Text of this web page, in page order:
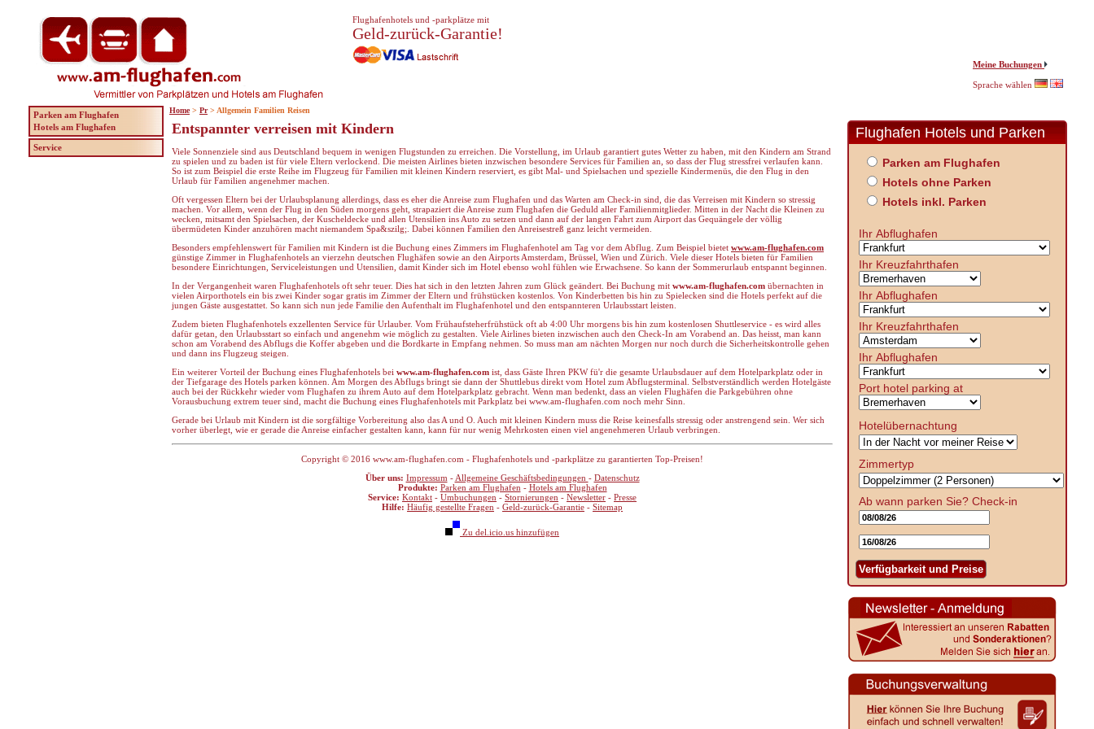
Entspannter verreisen mit Kindern
Viele Sonnenziele sind aus Deutschland bequem in wenigen Flugstunden zu erreichen. Die Vorstellung, im Urlaub garantiert gutes Wetter zu haben, mit den Kindern am Strand
zu spielen und zu baden ist für viele Eltern verlockend. Die meisten Airlines bieten inzwischen besondere Services für Familien an, so dass der Flug stressfrei verlaufen kann.
So ist zum Beispiel die erste Reihe im Flugzeug für Familien mit kleinen Kindern reserviert, es gibt Mal- und Spielsachen und spezielle Kindermenüs, die den Flug in den
Urlaub für Familien angenehmer machen.
Oft vergessen Eltern bei der Urlaubsplanung allerdings, dass es eher die Anreise zum Flughafen und das Warten am Check-in sind, die das Verreisen mit Kindern so stressig
machen. Vor allem, wenn der Flug in den Süden morgens geht, strapaziert die Anreise zum Flughafen die Geduld aller Familienmitglieder. Mitten in der Nacht die Kleinen zu
wecken, mitsamt den Spielsachen, der Kuscheldecke und allen Utensilien ins Auto zu setzen und dann auf der langen Fahrt zum Airport das Gequängele der völlig
übermüdeten Kinder anzuhören macht niemandem Spa&szilg;. Dabei können Familien den Anreisestreß ganz leicht vermeiden.
Besonders empfehlenswert für Familien mit Kindern ist die Buchung eines Zimmers im Flughafenhotel am Tag vor dem Abflug. Zum Beispiel bietet www.am-flughafen.com
günstige Zimmer in Flughafenhotels an vierzehn deutschen Flughäfen sowie an den Airports Amsterdam, Brüssel, Wien und Zürich. Viele dieser Hotels bieten für Familien
besondere Einrichtungen, Serviceleistungen und Utensilien, damit Kinder sich im Hotel ebenso wohl fühlen wie Erwachsene. So kann der Sommerurlaub entspannt beginnen.
In der Vergangenheit waren Flughafenhotels oft sehr teuer. Dies hat sich in den letzten Jahren zum Glück geändert. Bei Buchung mit www.am-flughafen.com übernachten in
vielen Airporthotels ein bis zwei Kinder sogar gratis im Zimmer der Eltern und frühstücken kostenlos. Von Kinderbetten bis hin zu Spielecken sind die Hotels perfekt auf die
jungen Gäste ausgestattet. So kann sich nun jede Familie den Aufenthalt im Flughafenhotel und den entspannteren Urlaubsstart leisten.
Zudem bieten Flughafenhotels exzellenten Service für Urlauber. Vom Frühaufsteherfrühstück oft ab 4:00 Uhr morgens bis hin zum kostenlosen Shuttleservice - es wird alles
dafür getan, den Urlaubsstart so einfach und angenehm wie möglich zu gestalten. Viele Airlines bieten inzwischen auch den Check-In am Vorabend an. Das heisst, man kann
schon am Vorabend des Abflugs die Koffer abgeben und die Bordkarte in Empfang nehmen. So muss man am nächten Morgen nur noch durch die Sicherheitskontrolle gehen
und dann ins Flugzeug steigen.
Ein weiterer Vorteil der Buchung eines Flughafenhotels bei www.am-flughafen.com ist, dass Gäste Ihren PKW fü'r die gesamte Urlaubsdauer auf dem Hotelparkplatz oder in
der Tiefgarage des Hotels parken können. Am Morgen des Abflugs bringt sie dann der Shuttlebus direkt vom Hotel zum Abflugsterminal. Selbstverständlich werden Hotelgäste
auch bei der Rückkehr wieder vom Flughafen zu ihrem Auto auf dem Hotelparkplatz gebracht. Wenn man bedenkt, dass an vielen Flughäfen die Parkgebühren ohne
Vorausbuchung extrem teuer sind, macht die Buchung eines Flughafenhotels mit Parkplatz bei www.am-flughafen.com noch mehr Sinn.
Gerade bei Urlaub mit Kindern ist die sorgfältige Vorbereitung also das A und O. Auch mit kleinen Kindern muss die Reise keinesfalls stressig oder anstrengend sein. Wer sich
vorher überlegt, wie er gerade die Anreise einfacher gestalten kann, kann für nur wenig Mehrkosten einen viel angenehmeren Urlaub verbringen.
Copyright © 2016 www.am-flughafen.com - Flughafenhotels und -parkplätze zu garantierten Top-Preisen!
Über uns: Impressum - Allgemeine Geschäftsbedingungen - Datenschutz
Produkte: Parken am Flughafen - Hotels am Flughafen
Service: Kontakt - Umbuchungen - Stornierungen - Newsletter - Presse
Hilfe: Häufig gestellte Fragen - Geld-zurück-Garantie - Sitemap
Zu del.icio.us hinzufügen
Meine Buchungen
Sprache wählen
Parken am Flughafen
Hotels am Flughafen
Service
Flughafen Hotels und Parken
Parken am Flughafen
Hotels ohne Parken
Hotels inkl. Parken
Ihr Abflughafen
Ihr Kreuzfahrthafen
Ihr Abflughafen
Ihr Kreuzfahrthafen
Ihr Abflughafen
Port hotel parking at
Hotelübernachtung
Zimmertyp
Ab wann parken Sie? Check-in
Verfügbarkeit und Preise
Flughafenhotels und -parkplätze mit
Geld-zurück-Garantie!
Home > Pr > Allgemein Familien Reisen